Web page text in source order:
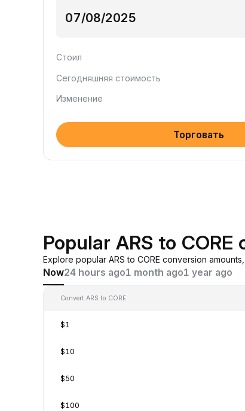
Стоил
Сегодняшняя стоимость
Изменение
Торговать
Popular ARS to CORE
Explore popular ARS to CORE conversion
Now24 hours ago1 month ago1 year ago
Convert ARS to CORE
$1
$10
$50
$100